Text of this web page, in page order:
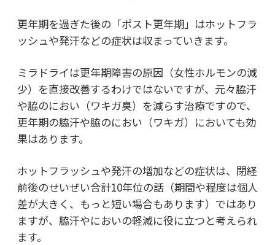
更年期を過ぎた後の「ポスト更年期」はホットフラ
ッシュや発汗などの症状は収まっていきます。
ミラドライは更年期障害の原因（女性ホルモンの減
少）を直接改善するわけではないですが、元々脇汗
や脇のにおい（ワキガ臭）を減らす治療ですので、
更年期の脇汗や脇のにおい（ワキガ）においても効
果はあります。
ホットフラッシュや発汗の増加などの症状は、閉経
前後のせいぜい合計10年位の話（期間や程度は個人
差が大きく、もっと短い場合もあります）ではあり
ますが、脇汗やにおいの軽減に役に立つと考えられ
ます。